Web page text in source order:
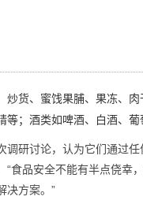
货、蜜饯果脯、果冻、
；酒类如啤酒、白酒、葡
研讨论，认为它们通过
食品安全不能有半点侥幸
决方案。”